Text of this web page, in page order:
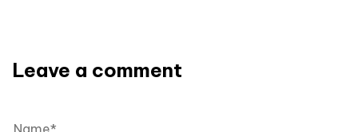
Leave a comment